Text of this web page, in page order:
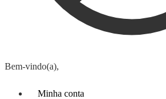
Bem-vindo(a),
Minha conta